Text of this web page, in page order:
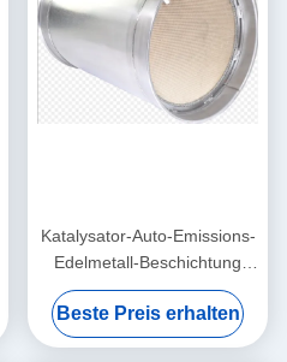
Katalysator-Auto-Emissions-
Edelmetall-Beschichtung
Pint-PD-relativer
Feuchtigkeit GPF unter
Boden
Beste Preis erhalten